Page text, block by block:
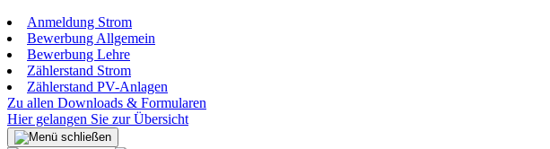
Anmeldung Strom
Bewerbung Allgemein
Bewerbung Lehre
Zählerstand Strom
Zählerstand PV-Anlagen
Zu allen Downloads & Formularen
Hier gelangen Sie zur Übersicht